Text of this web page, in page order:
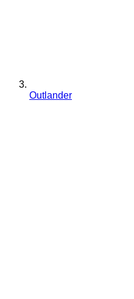
Outlander